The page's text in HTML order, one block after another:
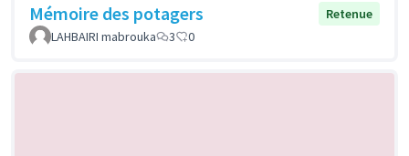
Mémoire des potagers
Retenue
LAHBAIRI mabrouka
3 0